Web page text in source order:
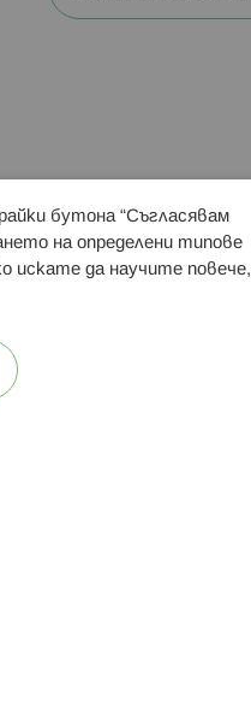
бутона “Съгласявам
на определени типове
искате да научите повече,